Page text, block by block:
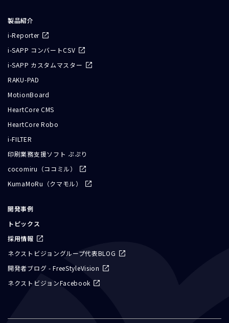
製品紹介
i-Reporter
i-SAPP コンバートCSV
i-SAPP カスタムマスター
RAKU-PAD
MotionBoard
HeartCore CMS
HeartCore Robo
i-FILTER
印刷業務支援ソフト ぷぷり
cocomiru（ココミル）
KumaMoRu（クマモル）
開発事例
トピックス
採用情報
ネクストビジョングループ代表BLOG
開発者ブログ - FreeStyleVision
ネクストビジョンFacebook